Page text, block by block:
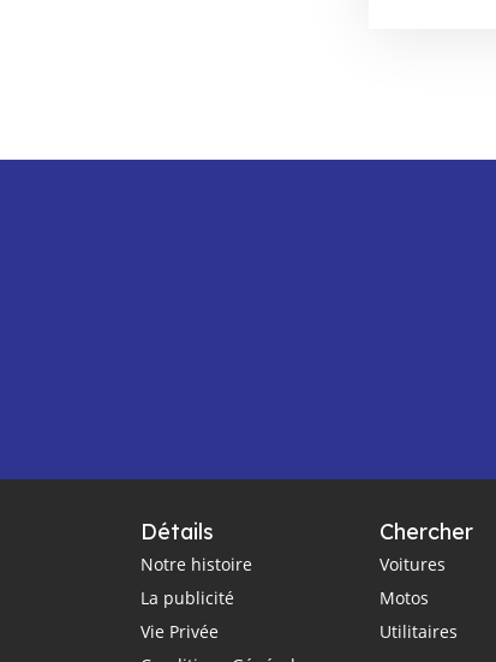
Détails
Notre histoire
La publicité
Vie Privée
Chercher
Voitures
Motos
Utilitaires